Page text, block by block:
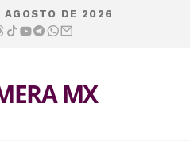
AGOSTO DE 2026
MX